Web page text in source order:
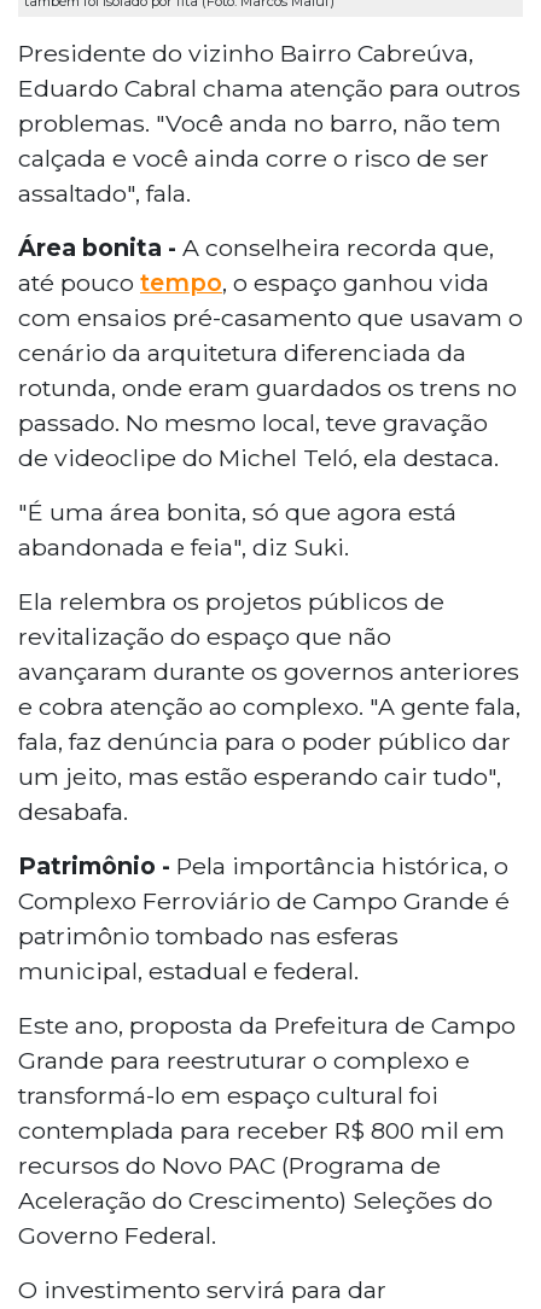
Presidente do vizinho Bairro Cabreúva,
Eduardo Cabral chama atenção para outros
problemas. "Você anda no barro, não tem
calçada e você ainda corre o risco de ser
assaltado", fala.
Área bonita - A conselheira recorda que,
até pouco tempo, o espaço ganhou vida
com ensaios pré-casamento que usavam o
cenário da arquitetura diferenciada da
rotunda, onde eram guardados os trens no
passado. No mesmo local, teve gravação
de videoclipe do Michel Teló, ela destaca.
"É uma área bonita, só que agora está
abandonada e feia", diz Suki.
Ela relembra os projetos públicos de
revitalização do espaço que não
avançaram durante os governos anteriores
e cobra atenção ao complexo. "A gente fala,
fala, faz denúncia para o poder público dar
um jeito, mas estão esperando cair tudo",
desabafa.
Patrimônio - Pela importância histórica, o
Complexo Ferroviário de Campo Grande é
patrimônio tombado nas esferas
municipal, estadual e federal.
Este ano, proposta da Prefeitura de Campo
Grande para reestruturar o complexo e
transformá-lo em espaço cultural foi
contemplada para receber R$ 800 mil em
recursos do Novo PAC (Programa de
Aceleração do Crescimento) Seleções do
Governo Federal.
O investimento servirá para dar